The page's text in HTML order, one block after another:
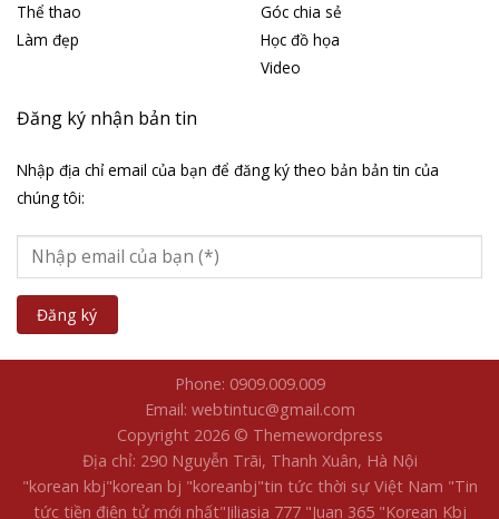
Thể thao
Làm đẹp
Góc chia sẻ
Học đồ họa
Video
Đăng ký nhận bản tin
Nhập địa chỉ email của bạn để đăng ký theo bản bản tin của
chúng tôi:
Phone: 0909.009.009
Email: webtintuc@gmail.com
Copyright 2026 © Themewordpress
Địa chỉ: 290 Nguyễn Trãi, Thanh Xuân, Hà Nội
"korean kbj​"korean bj "koreanbj​"tin tức thời sự Việt Nam "Tin
tức tiền điện tử mới nhất​"Jiliasia 777 "Juan 365 "Korean Kbj